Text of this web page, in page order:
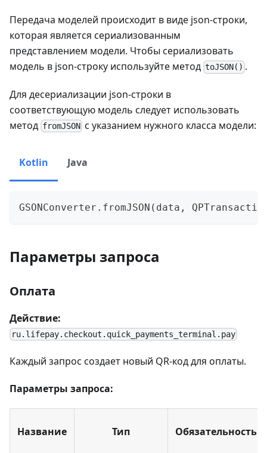
Передача моделей происходит в виде json-строки,
которая является сериализованным
представлением модели. Чтобы сериализовать
модель в json-строку используйте метод toJSON() .
Для десериализации json-строки в
соответствующую модель следует использовать
метод fromJSON с указанием нужного класса модели:
Kotlin Java
GSONConverter.fromJSON(data,
Параметры запроса
Оплата
Действие:
ru.lifepay.checkout.quick_payments_terminal.pay
Каждый запрос создает новый QR-код для оплаты.
Параметры запроса:
Название Тип Обязательность